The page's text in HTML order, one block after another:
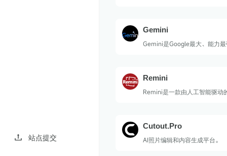
站点提交
Gemini
Gemini是Google最大、能力
Remini
Remini是一款由人工智能驱动
Cutout.Pro
AI照片编辑和内容生成平台。